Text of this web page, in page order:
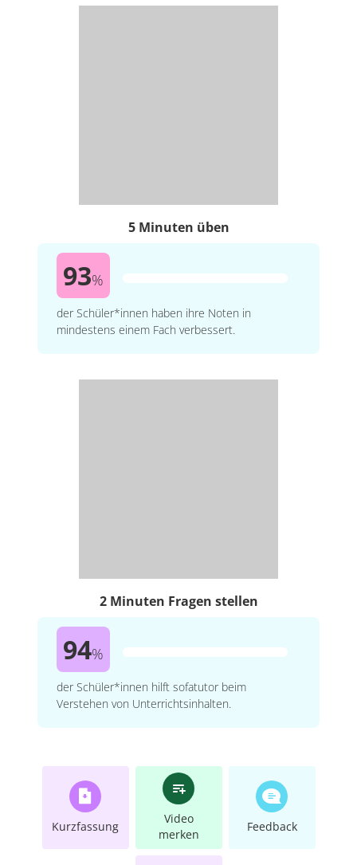
5 Minuten üben
93%
der Schüler*innen haben ihre Noten in
mindestens einem Fach verbessert.
2 Minuten Fragen stellen
94%
der Schüler*innen hilft sofatutor beim
Verstehen von Unterrichtsinhalten.
Kurzfassung
Video
merken
Feedback